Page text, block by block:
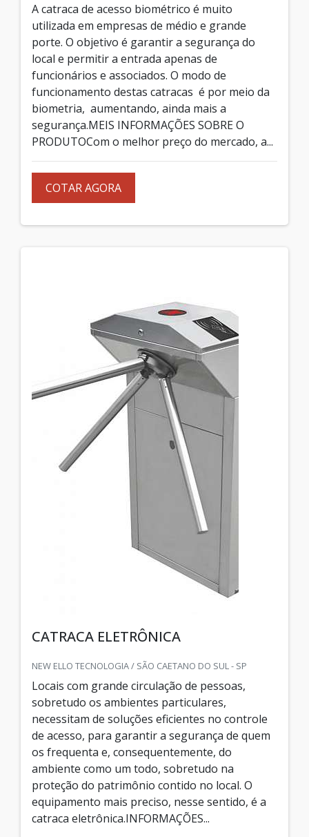
A catraca de acesso biométrico é muito
utilizada em empresas de médio e grande
porte. O objetivo é garantir a segurança do
local e permitir a entrada apenas de
funcionários e associados. O modo de
funcionamento destas catracas é por meio da
biometria, aumentando, ainda mais a
segurança.MEIS INFORMAÇÕES SOBRE O
PRODUTOCom o melhor preço do mercado, a...
COTAR AGORA
CATRACA ELETRÔNICA
NEW ELLO TECNOLOGIA / SÃO CAETANO DO SUL - SP
Locais com grande circulação de pessoas,
sobretudo os ambientes particulares,
necessitam de soluções eficientes no controle
de acesso, para garantir a segurança de quem
os frequenta e, consequentemente, do
ambiente como um todo, sobretudo na
proteção do patrimônio contido no local. O
equipamento mais preciso, nesse sentido, é a
catraca eletrônica.INFORMAÇÕES...